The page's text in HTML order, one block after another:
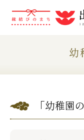
市民の方
健康・福祉
まちづくり
幼
「幼稚園